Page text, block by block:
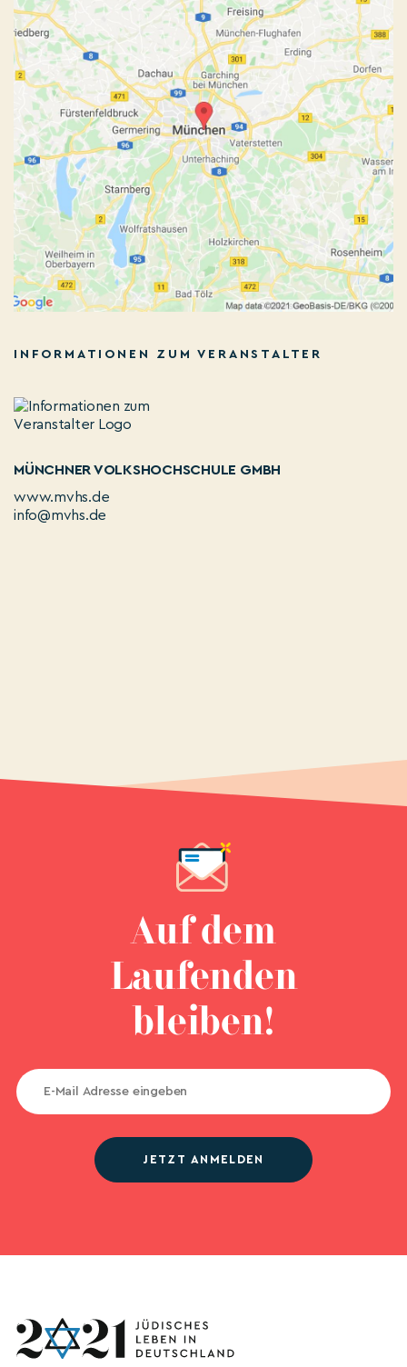
INFORMATIONEN ZUM VERANSTALTER
MÜNCHNER VOLKSHOCHSCHULE GMBH
www.mvhs.de
info@mvhs.de
Auf dem
Laufenden
bleiben!
JETZT ANMELDEN